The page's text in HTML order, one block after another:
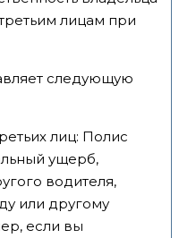
лицам при
следующую
лиц: Полис
ущерб,
водителя,
или другому
если вы